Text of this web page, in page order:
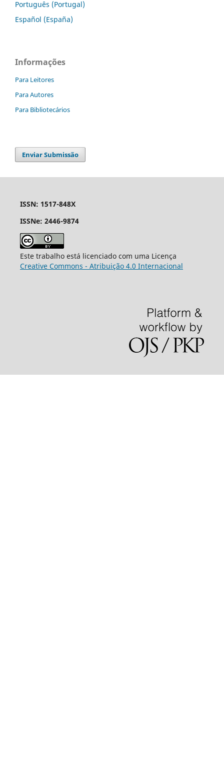
Português (Portugal)
Español (España)
Informações
Para Leitores
Para Autores
Para Bibliotecários
Enviar Submissão
ISSN: 1517-848X
ISSNe: 2446-9874
Este trabalho está licenciado com uma Licença
Creative Commons - Atribuição 4.0 Internacional